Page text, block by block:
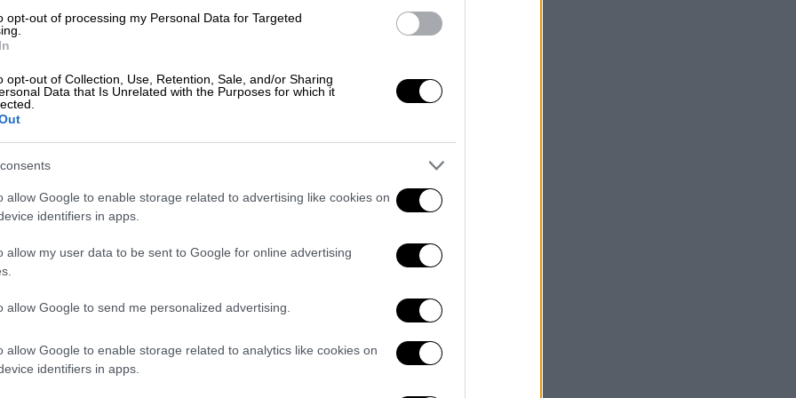
opt-out of processing my Personal Data for Targeted
opt-out of Collection, Use, Retention, Sale, and/or Sharing
Data that Is Unrelated with the Purposes for which it
allow Google to enable storage related to advertising like cookies on
identifiers in apps.
allow my user data to be sent to Google for online advertising
allow Google to send me personalized advertising.
allow Google to enable storage related to analytics like cookies on
identifiers in apps.
ότι οφείλει ως γιατρός να πάει να
απέναντι στους ασθενείς του όσο και
ξεκαθάρισε, τέλος, ότι δεν υπάρχει
για εγκεκριμένα εμβόλια που έχουν
έγιναν και σώθηκε κόσμος.